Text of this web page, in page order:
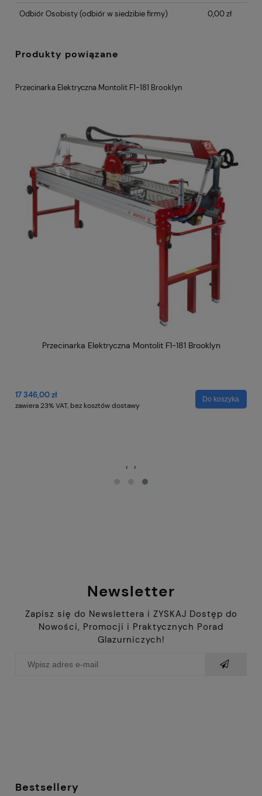
Odbiór Osobisty(odbiór w siedzibie firmy) 0,00 zł
Produkty powiązane
Przecinarka Elektryczna Montolit F1-181 Brooklyn
Przecinarka Elektryczna Montolit F1-181 Brooklyn
17 346,00 zł
zawiera 23% VAT, bez kosztów dostawy
Do koszyka
‹ ›
Newsletter
Zapisz się do Newslettera i ZYSKAJ Dostęp do
Nowości, Promocji i Praktycznych Porad
Glazurniczych!
Bestsellery